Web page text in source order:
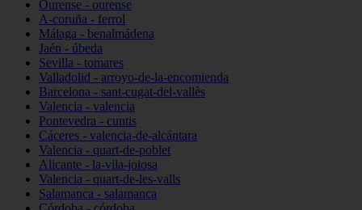
Ourense - ourense
A-coruña - ferrol
Málaga - benalmádena
Jaén - úbeda
Sevilla - tomares
Valladolid - arroyo-de-la-encomienda
Barcelona - sant-cugat-del-vallès
Valencia - valencia
Pontevedra - cuntis
Cáceres - valencia-de-alcántara
Valencia - quart-de-poblet
Alicante - la-vila-joiosa
Valencia - quart-de-les-valls
Salamanca - salamanca